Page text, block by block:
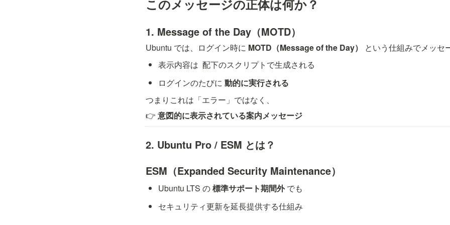
このメッセージの正体は何か？
1. Message of the Day（MOTD）
Ubuntu では、ログイン時に MOTD（Message of the Day）
という仕組みでメッセ
表示内容は 配下のスクリプトで生成される
ログインのたびに 動的に実行される
つまりこれは「エラー」ではなく、
👉 意図的に表示されている案内メッセージ
2. Ubuntu Pro / ESM とは？
ESM（Expanded Security Maintenance）
Ubuntu LTS の 標準サポート期間外 でも
セキュリティ更新を延長提供する仕組み